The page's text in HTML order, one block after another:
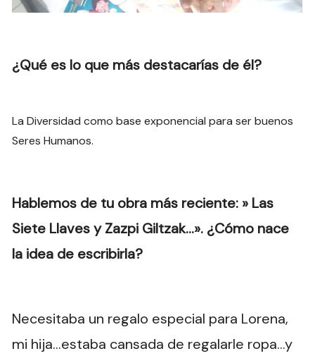
¿Qué es lo que más destacarías de él?
La Diversidad como base exponencial para ser buenos
Seres Humanos.
Hablemos de tu obra más reciente: » Las
Siete Llaves y Zazpi Giltzak…». ¿Cómo nace
la idea de escribirla?
Necesitaba un regalo especial para Lorena,
mi hija…estaba cansada de regalarle ropa…y